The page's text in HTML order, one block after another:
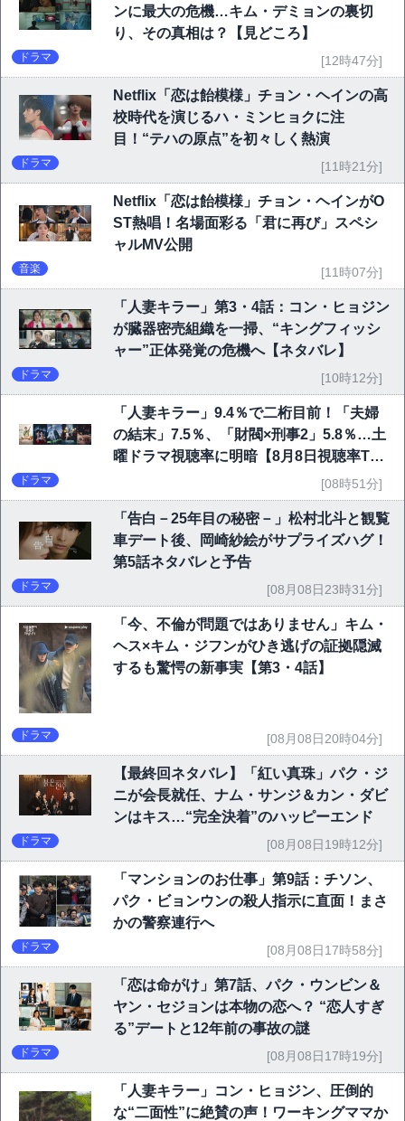
ンに最大の危機…キム・デミョンの裏切
り、その真相は？【見どころ】
ドラマ [12時47分]
Netflix「恋は飴模様」チョン・ヘインの高
校時代を演じるハ・ミンヒョクに注
目！“テハの原点”を初々しく熱演
ドラマ [11時21分]
Netflix「恋は飴模様」チョン・ヘインがO
ST熱唱！名場面彩る「君に再び」スペシ
ャルMV公開
音楽 [11時07分]
「人妻キラー」第3・4話：コン・ヒョジン
が臓器密売組織を一掃、“キングフィッシ
ャー”正体発覚の危機へ【ネタバレ】
ドラマ [10時12分]
「人妻キラー」9.4％で二桁目前！「夫婦
の結末」7.5％、「財閥×刑事2」5.8％…土
曜ドラマ視聴率に明暗【8月8日視聴率TO
ドラマ [08時51分]
「告白－25年目の秘密－」松村北斗と観覧
車デート後、岡崎紗絵がサプライズハグ！
第5話ネタバレと予告
ドラマ [08月08日23時31分]
「今、不倫が問題ではありません」キム・
ヘス×キム・ジフンがひき逃げの証拠隠滅
するも驚愕の新事実【第3・4話】
ドラマ [08月08日20時04分]
【最終回ネタバレ】「紅い真珠」パク・ジ
ニが会長就任、ナム・サンジ＆カン・ダビ
ンはキス…“完全決着”のハッピーエンド
ドラマ [08月08日19時12分]
「マンションのお仕事」第9話：チソン、
パク・ビョンウンの殺人指示に直面！まさ
かの警察連行へ
ドラマ [08月08日17時58分]
「恋は命がけ」第7話、パク・ウンビン＆
ヤン・セジョンは本物の恋へ？ “恋人すぎ
る”デートと12年前の事故の謎
ドラマ [08月08日17時19分]
「人妻キラー」コン・ヒョジン、圧倒的
な“二面性”に絶賛の声！ワーキングママか